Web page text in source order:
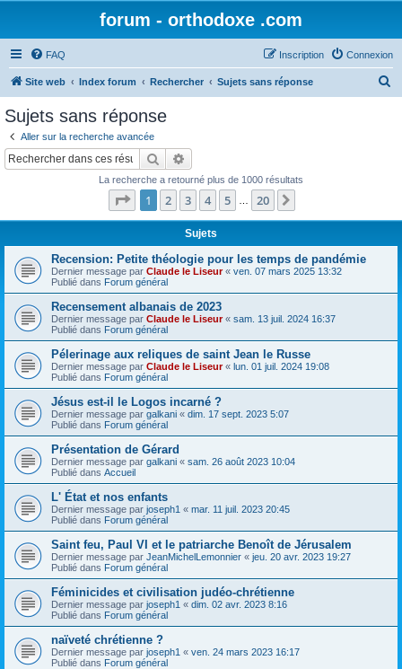
forum - orthodoxe .com
FAQ Connexion
Inscription
Site web Index forum Rechercher Sujets sans réponse
Sujets sans réponse
Aller sur la recherche avancée
Rechercher
La recherche a retourné plus de 1000 résultats
Page 1sur20
1 2 3 4 5 20
Sujets
Recension: Petite théologie pour les temps de pandémie
Dernier message par Claude le Liseur« ven. 07 mars 2025 13:32
Publié dans Forum général
Recensement albanais de 2023
Dernier message par Claude le Liseur« sam. 13 juil. 2024 16:37
Publié dans Forum général
Pélerinage aux reliques de saint Jean le Russe
Dernier message par Claude le Liseur« lun. 01 juil. 2024 19:08
Publié dans Forum général
Jésus est-il le Logos incarné ?
Dernier message par galkani « dim. 17 sept. 2023 5:07
Publié dans Forum général
Présentation de Gérard
Dernier message par galkani « sam. 26 août 2023 10:04
Publié dans Accueil
L' État et nos enfants
Dernier message par joseph1 « mar. 11 juil. 2023 20:45
Publié dans Forum général
Saint feu, Paul VI et le patriarche Benoît de Jérusalem
Dernier message par JeanMichelLemonnier « jeu. 20 avr. 2023 19:27
Publié dans Forum général
Féminicides et civilisation judéo-chrétienne
Dernier message par joseph1 « dim. 02 avr. 2023 8:16
Publié dans Forum général
naïveté chrétienne ?
Dernier message par joseph1 « ven. 24 mars 2023 16:17
Publié dans Forum général